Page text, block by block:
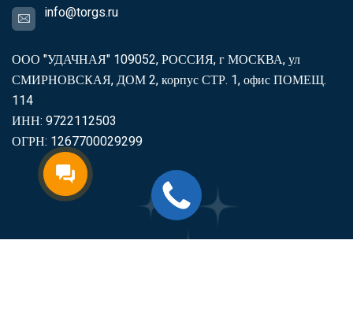
info@torgs.ru
ООО "УДАЧНАЯ" 109052, РОССИЯ, г МОСКВА, ул
СМИРНОВСКАЯ, ДОМ 2, корпус СТР. 1, офис ПОМЕЩ.
114
ИНН: 9722112503
ОГРН: 1267700029299